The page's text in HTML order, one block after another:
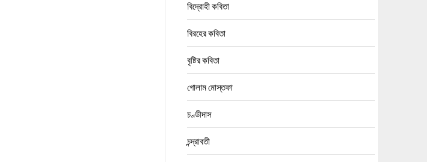
বিদ্রোহী কবিতা
বিরহের কবিতা
বৃষ্টির কবিতা
গোলাম মোস্তফা
চণ্ডীদাস
চন্দ্রাবতী